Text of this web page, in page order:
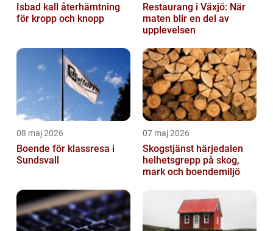
Isbad kall återhämtning
för kropp och knopp
Restaurang i Växjö: När
maten blir en del av
upplevelsen
08 maj 2026
Boende för klassresa i
Sundsvall
07 maj 2026
Skogstjänst härjedalen
helhetsgrepp på skog,
mark och boendemiljö